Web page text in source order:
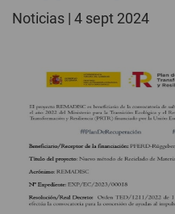
Noticias | 4 sept 2024